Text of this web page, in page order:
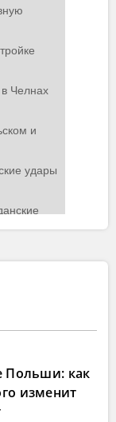
Польши: как
изменит